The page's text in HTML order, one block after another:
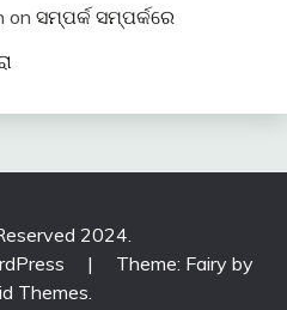
on ସମ୍ପର୍କ ସମ୍ପର୍କରେ
2024.
|
Theme: Fairy by
Themes